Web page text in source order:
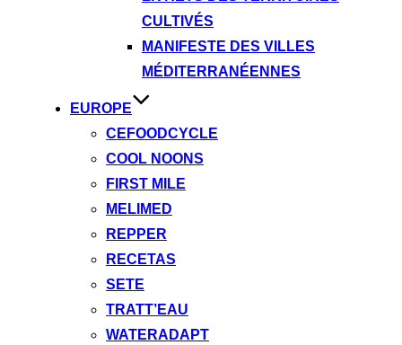
CULTIVÉS
MANIFESTE DES VILLES
MÉDITERRANÉENNES
EUROPE
CEFOODCYCLE
COOL NOONS
FIRST MILE
MELIMED
REPPER
RECETAS
SETE
TRATT’EAU
WATERADAPT